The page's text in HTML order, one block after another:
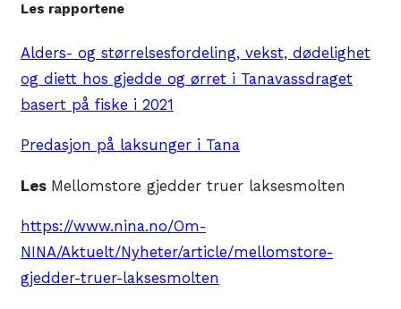
Les rapportene
Alders- og størrelsesfordeling, vekst, dødelighet
og diett hos gjedde og ørret i Tanavassdraget
basert på fiske i 2021
Predasjon på laksunger i Tana
Les Mellomstore gjedder truer laksesmolten
https://www.nina.no/Om-
NINA/Aktuelt/Nyheter/article/mellomstore-
gjedder-truer-laksesmolten